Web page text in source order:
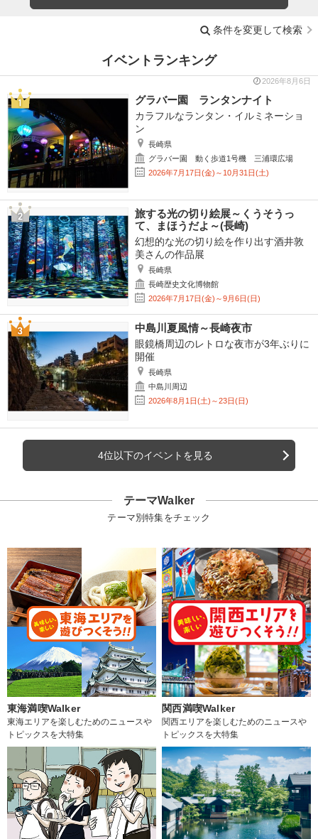
条件を変更して検索
イベントランキング
2026年8月6日
グラバー園 ランタンナイト
カラフルなランタン・イルミネーショ
ン
長崎県
グラバー園 動く歩道1号機 三浦環広場
2026年7月17日(金)～10月31日(土)
旅する光の切り絵展～くうそうっ
て、まほうだよ～(長崎)
幻想的な光の切り絵を作り出す酒井敦
美さんの作品展
長崎県
長崎歴史文化博物館
2026年7月17日(金)～9月6日(日)
中島川夏風情～長崎夜市
眼鏡橋周辺のレトロな夜市が3年ぶりに
開催
長崎県
中島川周辺
2026年8月1日(土)～23日(日)
4位以下のイベントを見る
テーマWalker
テーマ別特集をチェック
東海満喫Walker
東海エリアを楽しむためのニュースや
トピックスを大特集
関西満喫Walker
関西エリアを楽しむためのニュースや
トピックスを大特集